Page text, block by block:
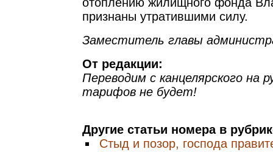
признаны утратившими силу.
Заместитель главы
От редакции:
Переводим с канцелярского на
тарифов не будет!
Другие статьи номера в
Стыд и позор, господа